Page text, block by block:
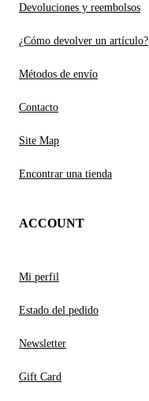
Devoluciones y reembolsos
¿Cómo devolver un artículo?
Métodos de envío
Contacto
Site Map
Encontrar una tienda
ACCOUNT
Mi perfil
Estado del pedido
Newsletter
Gift Card